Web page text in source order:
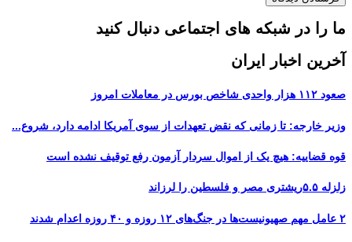
ما را در شبکه های اجتماعی دنبال کنید
آخرین اخبار ایران
صعود ۱۱۲ هزار واحدی شاخص بورس در معاملات امروز
وزیر خارجه: تا زمانی که نقض تعهدات از سوی آمریکا ادامه دارد، شروع...
قوه قضاییه: هیچ یک از اموال سردار آزمون رفع توقیف نشده است
زلزله ۵.۵ریشتری مصر و فلسطین را لرزاند
۲ عامل مهم صهیونیست‌ها در جنگ‌های ۱۲ روزه و ۴۰ روزه اعدام شدند